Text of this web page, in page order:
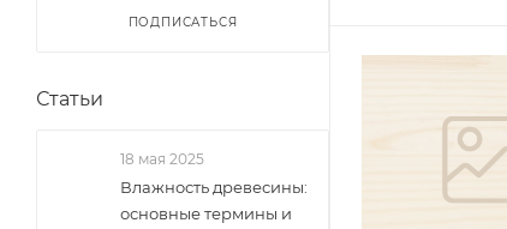
ПОДПИСАТЬСЯ
Статьи
18 мая 2025
Влажность древесины:
основные термины и